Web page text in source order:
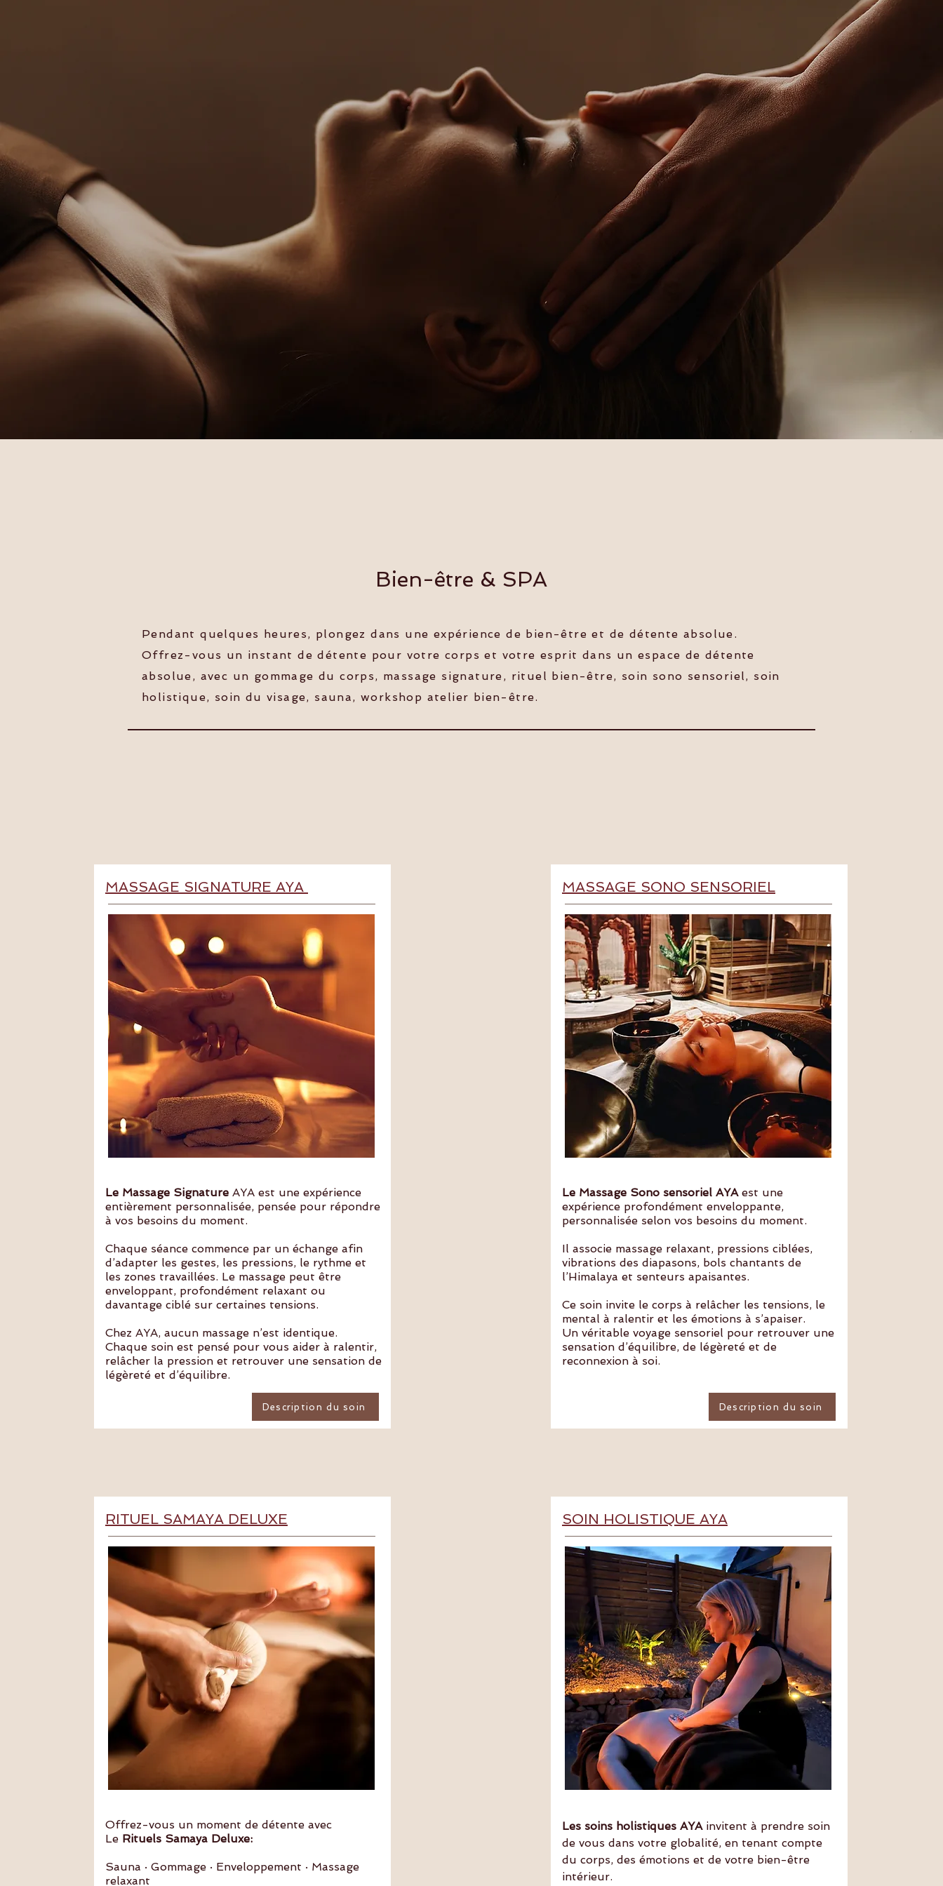
Bien-être & SPA
Pendant quelques heures, plongez dans une expérience de bien-être et de détente absolue.
Offrez-vous un instant de détente pour votre corps et votre esprit dans un espace de détente
absolue, avec un gommage du corps, massage signature, rituel bien-être, soin sono sensoriel, soin
holistique, soin du visage, sauna, workshop atelier bien-être.
MASSAGE SIGNATURE AYA
Le Massage Signature AYA est une expérience
entièrement personnalisée, pensée pour répondre
à vos besoins du moment.
Chaque séance commence par un échange afin
d’adapter les gestes, les pressions, le rythme et
les zones travaillées. Le massage peut être
enveloppant, profondément relaxant ou
davantage ciblé sur certaines tensions.
Chez AYA, aucun massage n’est identique.
Chaque soin est pensé pour vous aider à ralentir,
relâcher la pression et retrouver une sensation de
légèreté et d’équilibre.​
Description du soin
RITUEL SAMAYA DELUXE
Offrez-vous un moment de détente avec
Le Rituels Samaya Deluxe:
Sauna · Gommage · Enveloppement · Massage
relaxant
MASSAGE SONO SENSORIEL
Le Massage Sono sensoriel AYA est une
expérience profondément enveloppante,
personnalisée selon vos besoins du moment.
Il associe massage relaxant, pressions ciblées,
vibrations des diapasons, bols chantants de
l’Himalaya et senteurs apaisantes.
Ce soin invite le corps à relâcher les tensions, le
mental à ralentir et les émotions à s’apaiser.
Un véritable voyage sensoriel pour retrouver une
sensation d’équilibre, de légèreté et de
reconnexion à soi.
Description du soin
SOIN HOLISTIQUE AYA
Les soins holistiques AYAinvitent à prendre soin
de vous dans votre globalité, en tenant compte
du corps, des émotions et de votre bien-être
intérieur.